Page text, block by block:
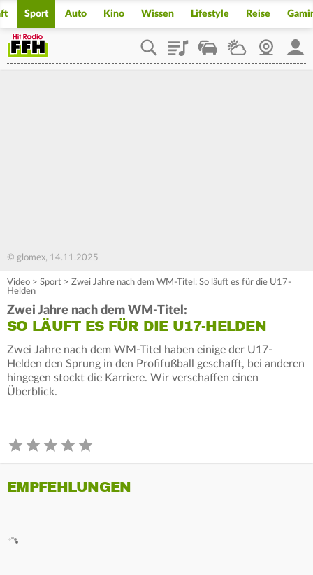
Sport Auto Kino Wissen Lifestyle Reise
PlaylistStaupilotWetterWebcam
© glomex, 14.11.2025
Video > Sport > Zwei Jahre nach dem WM-Titel: So läuft es für die U17-
Helden
Zwei Jahre nach dem WM-Titel:
SO LÄUFT ES FÜR DIE U17-HELDEN
Zwei Jahre nach dem WM-Titel haben einige der U17-
Helden den Sprung in den Profifußball geschafft, bei anderen
hingegen stockt die Karriere. Wir verschaffen einen
Überblick.
EMPFEHLUNGEN